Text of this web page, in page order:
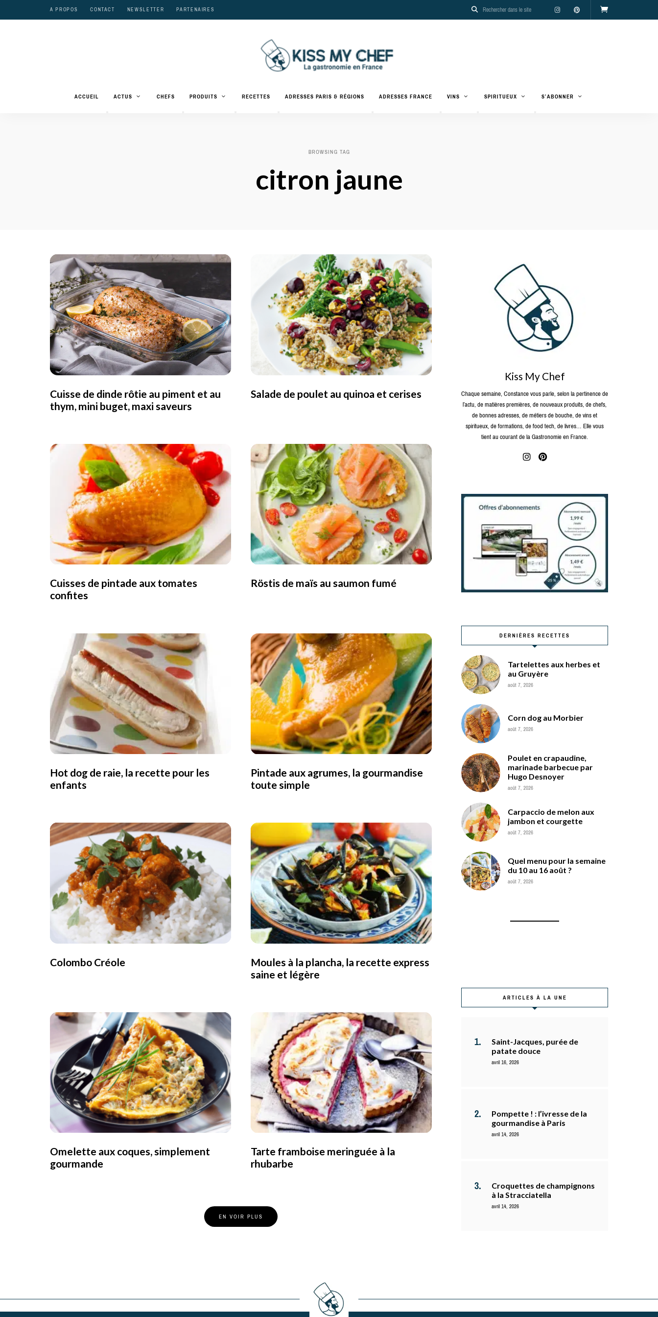
A PROPOS CONTACT NEWSLETTER PARTENAIRES
Kiss
Chef
gastronomiques
et
ACCUEIL ACTUS CHEFS PRODUITS RECETTES ADRESSES PARIS & RÉGIONS ADRESSES FRANCE VINS SPIRITUEUX S’ABONNER
BROWSING TAG
citron jaune
Cuisse de dinde rôtie au piment et au
thym, mini buget, maxi saveurs
Salade de poulet au quinoa et cerises
Cuisses de pintade aux tomates
confites
Röstis de maïs au saumon fumé
Hot dog de raie, la recette pour les
enfants
Pintade aux agrumes, la gourmandise
toute simple
Colombo Créole
Moules à la plancha, la recette express
saine et légère
Omelette aux coques, simplement
gourmande
Tarte framboise meringuée à la
rhubarbe
EN VOIR PLUS
Kiss My Chef
Chaque semaine, Constance vous parle, selon la pertinence de
l’actu, de matières premières, de nouveaux produits, de chefs,
de bonnes adresses, de métiers de bouche, de vins et
spiritueux, de formations, de food tech, de livres… Elle vous
tient au courant de la Gastronomie en France.
DERNIÈRES RECETTES
Tartelettes aux herbes et
au Gruyère
août 7, 2026
Corn dog au Morbier
août 7, 2026
Poulet en crapaudine,
marinade barbecue par
Hugo Desnoyer
août 7, 2026
Carpaccio de melon aux
jambon et courgette
août 7, 2026
Quel menu pour la semaine
du 10 au 16 août ?
août 7, 2026
ARTICLES À LA UNE
Saint-Jacques, purée de
patate douce
avril 16, 2026
Pompette ! : l’ivresse de la
gourmandise à Paris
avril 14, 2026
Croquettes de champignons
à la Stracciatella
avril 14, 2026